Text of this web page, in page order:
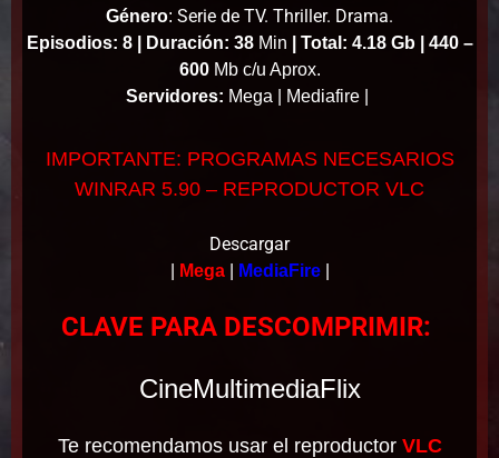
Género: Serie de TV. Thriller. Drama.
Episodios: 8 | Duración: 38Min
Total: 4.18 Gb | 440 –
600Mb c/u Aprox.
Servidores: Mega | Mediafire |
IMPORTANTE: PROGRAMAS NECESARIOS
WINRAR 5.90 – REPRODUCTOR VLC
Descargar
Mega| MediaFire|
CLAVE PARA DESCOMPRIMIR:
CineMultimediaFlix
Te recomendamos usar el reproductor VLC